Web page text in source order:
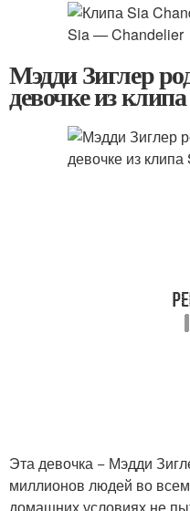
Мэдди Зиглер
девочке из
Эта девочка − Мэдди
миллионов людей во всем